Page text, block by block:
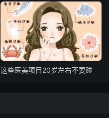
这些医美项目20岁左右不要碰